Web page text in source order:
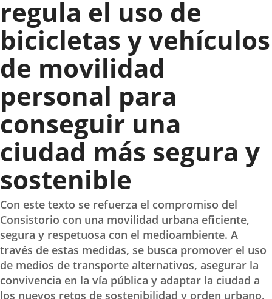
regula el uso de
bicicletas y vehículos
de movilidad
personal para
conseguir una
ciudad más segura y
sostenible
Con este texto se refuerza el compromiso del
Consistorio con una movilidad urbana eficiente,
segura y respetuosa con el medioambiente. A
través de estas medidas, se busca promover el uso
de medios de transporte alternativos, asegurar la
convivencia en la vía pública y adaptar la ciudad a
los nuevos retos de sostenibilidad y orden urbano.